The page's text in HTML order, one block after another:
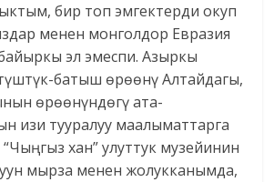
бир топ эмгектерди окуп
менен монголдор Евразия
эл эмеспи. Азыркы
батыш өрөөнү Алтайдагы,
өрөөнүндөгү ата-
изи тууралуу маалыматтарга
хан” улуттук музейинин
мырза менен жолукканымда,